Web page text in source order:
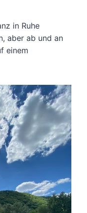
in Ruhe
aber ab und an
einem